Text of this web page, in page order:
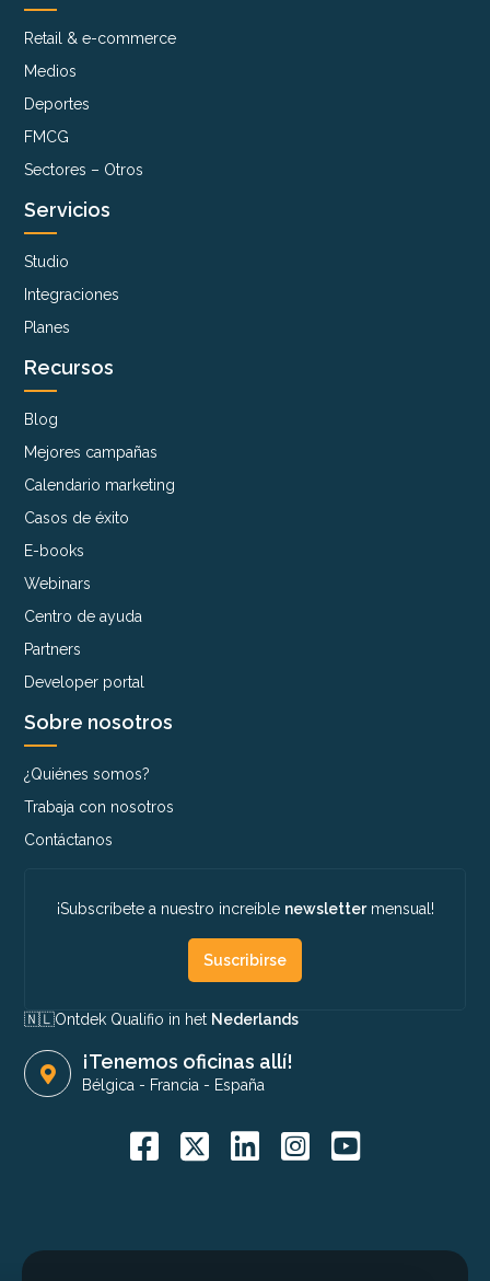
Retail & e-commerce
Medios
Deportes
FMCG
Sectores – Otros
Servicios
Studio
Integraciones
Planes
Recursos
Blog
Mejores campañas
Calendario marketing
Casos de éxito
E-books
Webinars
Centro de ayuda
Partners
Developer portal
Sobre nosotros
¿Quiénes somos?
Trabaja con nosotros
Contáctanos
¡Subscríbete a nuestro increíble newslettermensual!
Suscribirse
🇳🇱​Ontdek Qualifio in het Nederlands
¡Tenemos oficinas allí!
Bélgica - Francia - España